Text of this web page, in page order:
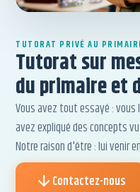
TUTORAT PRIVÉ AU
Tutorat sur
du primaire et
Vous avez tout essayé :
avez expliqué des concepts
Notre raison d'être : lui venir
arrow_downwardContactez-nous